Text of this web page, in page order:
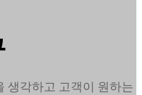
생각하고 고객이 원하는